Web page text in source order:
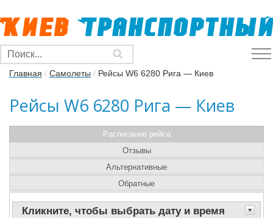
Главная / Самолеты / Рейсы W6 6280 Рига — Киев
Рейсы W6 6280 Рига — Киев
Расписание рейса
Кликните, чтобы выбрать дату и время
Отзывы
Альтернативные
Обратные